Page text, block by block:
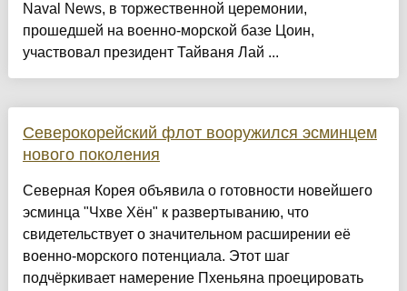
Naval News, в торжественной церемонии,
прошедшей на военно-морской базе Цоин,
участвовал президент Тайваня Лай ...
Северокорейский флот вооружился эсминцем
нового поколения
Северная Корея объявила о готовности новейшего
эсминца "Чхве Хён" к развертыванию, что
свидетельствует о значительном расширении её
военно-морского потенциала. Этот шаг
подчёркивает намерение Пхеньяна проецировать